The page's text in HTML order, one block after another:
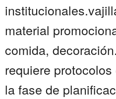
material
comida,
requiere
la fase de